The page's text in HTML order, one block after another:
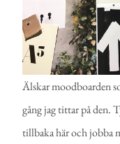
Älskar moodboarden
gång jag tittar på den.
tillbaka här och jobba